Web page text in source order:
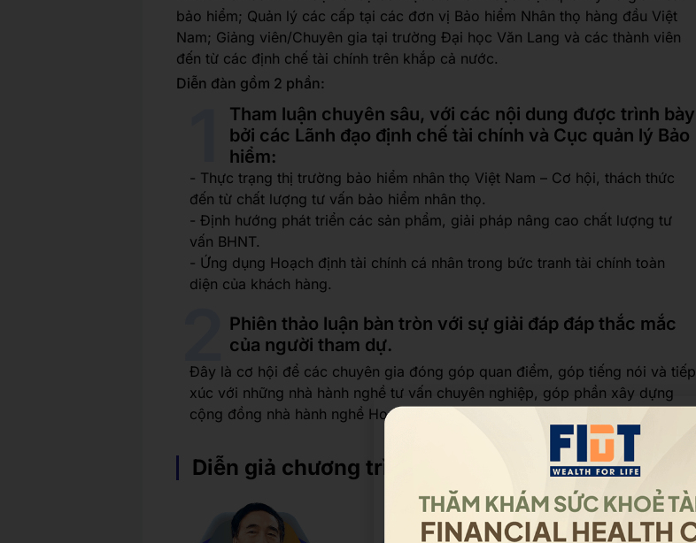
bảo hiểm; Quản lý các cấp tại các đơn vị Bảo hiểm Nhân thọ hàng đầu Việt
Nam; Giảng viên/Chuyên gia tại trường Đại học Văn Lang và các thành viên
đến từ các định chế tài chính trên khắp cả nước.
Diễn đàn gồm 2 phần:
Tham luận chuyên sâu, với các nội dung được trình bày
bởi các Lãnh đạo định chế tài chính và Cục quản lý Bảo
hiểm:
- Thực trạng thị trường bảo hiểm nhân thọ Việt Nam – Cơ hội, thách thức
đến từ chất lượng tư vấn bảo hiểm nhân thọ.
- Định hướng phát triển các sản phẩm, giải pháp nâng cao chất lượng tư
vấn BHNT.
- Ứng dụng Hoạch định tài chính cá nhân trong bức tranh tài chính toàn
diện của khách hàng.
Phiên thảo luận bàn tròn với sự giải đáp đáp thắc mắc
của người tham dự.
Đây là cơ hội để các chuyên gia đóng góp quan điểm, góp tiếng nói và tiếp
xúc với những nhà hành nghề tư vấn chuyên nghiệp, góp phần xây dựng
cộng đồng nhà hành nghề Hoạch định tài chính hiện nay.
Diễn giả chương trình